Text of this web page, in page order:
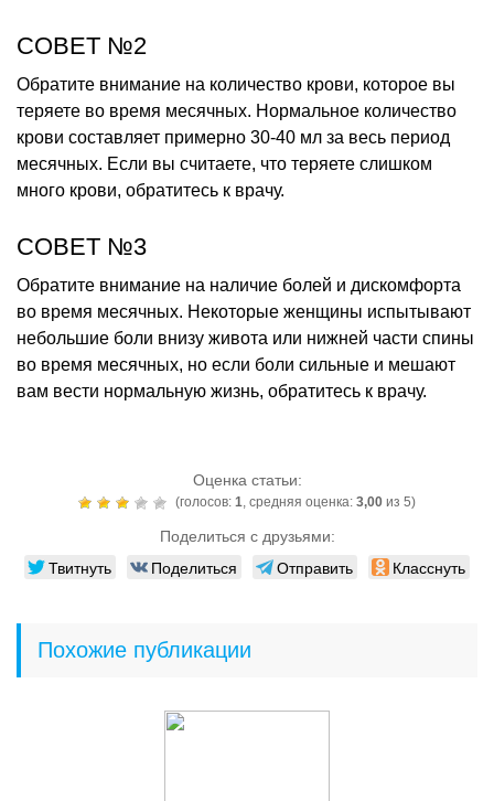
СОВЕТ №2
Обратите внимание на количество крови, которое вы
теряете во время месячных. Нормальное количество
крови составляет примерно 30-40 мл за весь период
месячных. Если вы считаете, что теряете слишком
много крови, обратитесь к врачу.
СОВЕТ №3
Обратите внимание на наличие болей и дискомфорта
во время месячных. Некоторые женщины испытывают
небольшие боли внизу живота или нижней части спины
во время месячных, но если боли сильные и мешают
вам вести нормальную жизнь, обратитесь к врачу.
Оценка статьи:
(голосов: 1 , средняя оценка: 3,00 из 5)
Поделиться с друзьями:
Твитнуть Поделиться Отправить Класснуть
Похожие публикации